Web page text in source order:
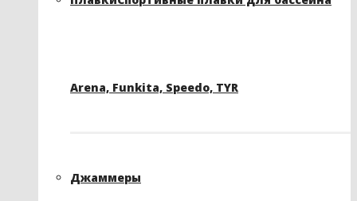
Arena, Funkita, Speedo, TYR
Джаммеры